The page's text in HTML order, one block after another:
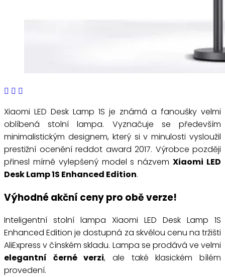
Xiaomi LED Desk Lamp 1S je známá a fanoušky velmi
oblíbená stolní lampa. Vyznačuje se především
minimalistickým designem, který si v minulosti vysloužil
prestižní ocenění reddot award 2017. Výrobce později
přinesl mírně vylepšený model s názvemXiaomi LED
Desk Lamp 1S Enhanced Edition.
Výhodné akční ceny pro obě verze!
Inteligentní stolní lampa Xiaomi LED Desk Lamp 1S
Enhanced Edition je dostupná za skvělou cenu na tržišti
AliExpress v čínském skladu. Lampa se prodává ve velmi
elegantní černé verzi, ale také klasickém bílém
provedení.